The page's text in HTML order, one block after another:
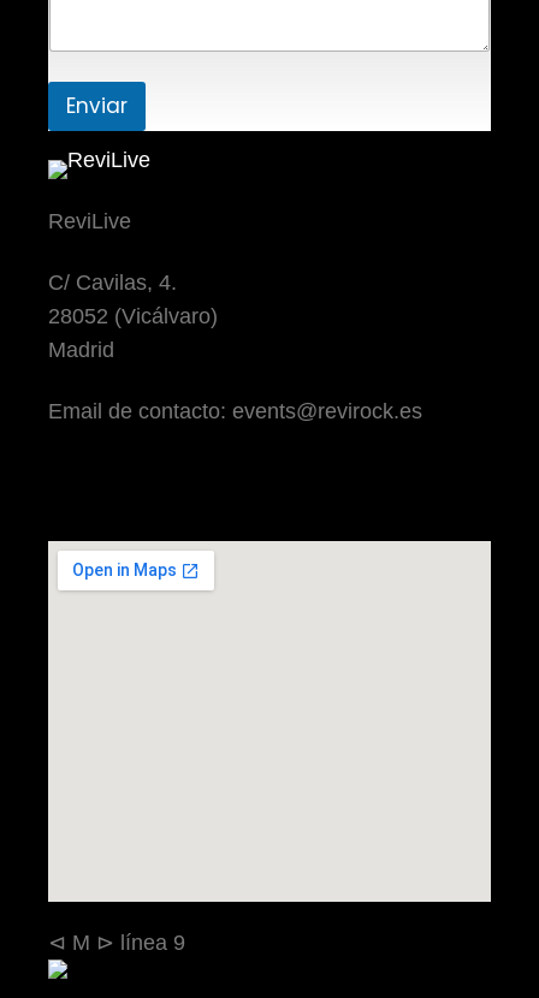
Enviar
ReviLive
C/ Cavilas, 4.
28052 (Vicálvaro)
Madrid
Email de contacto: events@revirock.es
⊲ M ⊳ línea 9